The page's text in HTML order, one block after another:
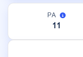
PA
11